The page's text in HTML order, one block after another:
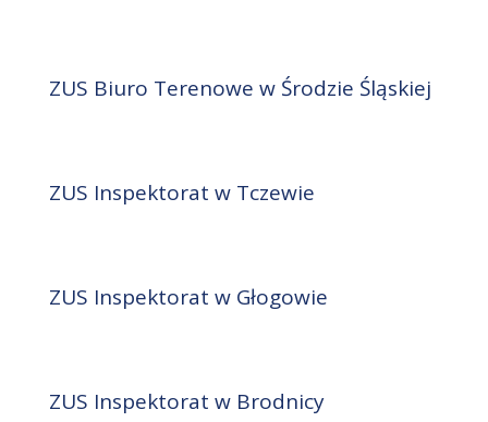
ZUS Biuro Terenowe w Środzie Śląskiej
ZUS Inspektorat w Tczewie
ZUS Inspektorat w Głogowie
ZUS Inspektorat w Brodnicy